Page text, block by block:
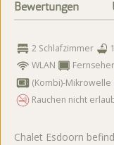
Bewertungen
2 Schlafzimmer
WLAN
Fernseher
(Kombi)-Mikrowelle
Rauchen nicht
Chalet Esdoorn